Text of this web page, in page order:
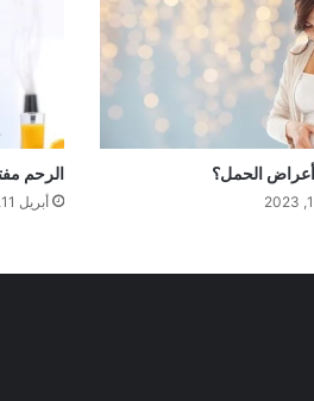
الحمل؟ الرحم مفتوح 1 سم
أبريل 11, 2022